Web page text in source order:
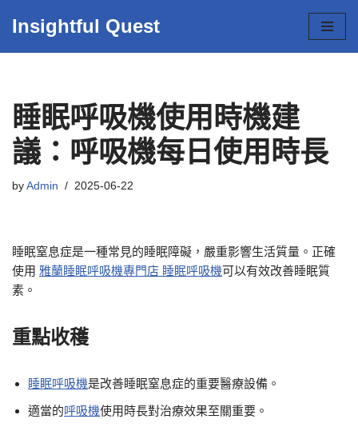
Insightful Quest
睡眠呼吸機使用時機建
議：呼吸機每日使用時長
by Admin 2025-06-22
睡眠窒息症是一種常見的睡眠障礙，嚴重影響生活質量。正確
使用 雅蘭睡眠呼吸機專門店 睡眠呼吸機可以有效改善睡眠質
素。
重點收穫
睡眠呼吸機是改善睡眠窒息症的重要醫療設備。
適當的呼吸機使用時長對治療效果至關重要。